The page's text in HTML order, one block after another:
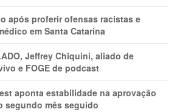
após proferir ofensas racistas e
em Santa Catarina
Jeffrey Chiquini, aliado de
e FOGE de podcast
aponta estabilidade na aprovação
segundo mês seguido